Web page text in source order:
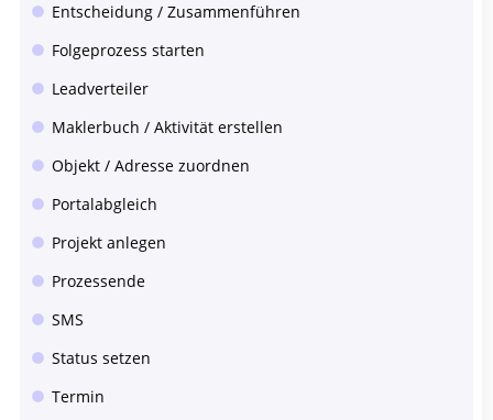
Entscheidung / Zusammenführen
Folgeprozess starten
Leadverteiler
Maklerbuch / Aktivität erstellen
Objekt / Adresse zuordnen
Portalabgleich
Projekt anlegen
Prozessende
SMS
Status setzen
Termin